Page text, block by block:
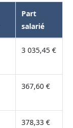
Part
salarié
3 035,45 €
367,60 €
378,33 €